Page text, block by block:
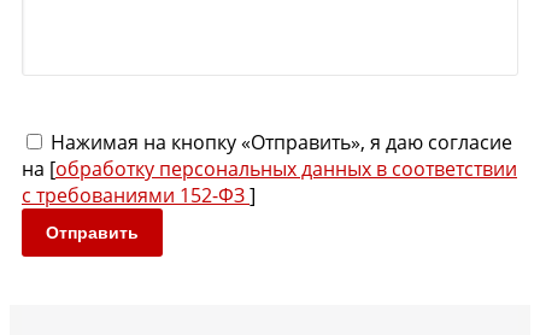
Нажимая на кнопку «Отправить», я даю согласие
на [обработку персональных данных в соответствии
с требованиями 152-ФЗ]
Отправить